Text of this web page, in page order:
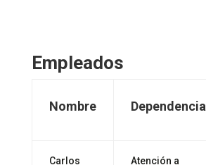
Empleados
Nombre Dependencia
Carlos
Atención a